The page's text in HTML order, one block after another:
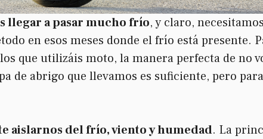
llegar a pasar mucho frío, y claro,
en esos meses donde el frío está presente.
que utilizáis moto, la manera perfecta de no
de abrigo que llevamos es suficiente, pero
aislarnos del frío, viento y humedad. La